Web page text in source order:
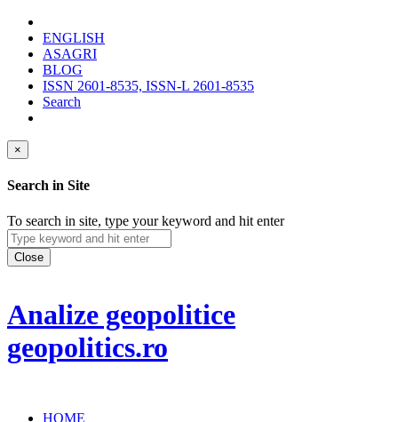
ENGLISH
ASAGRI
BLOG
ISSN 2601-8535, ISSN-L 2601-8535
Search
×
Search in Site
To search in site, type your keyword and hit enter
Close
Analize geopolitice
geopolitics.ro
HOME